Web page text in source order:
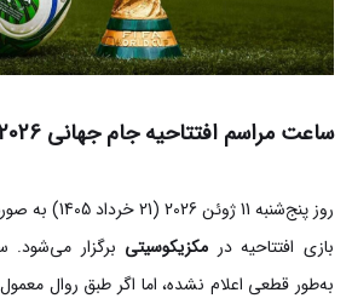
ساعت مراسم افتتاحیه جام جهانی 2026 به وقت ایران :
روز پنج‌شنبه 11 ژوئن 2026 (21 خرداد 1405) به صورت رسمی آغاز می‌شود.
بازی افتتاحیه در مکزیکوسیتی برگزار می‌شود.
به‌طور قطعی اعلام نشده، اما اگر طبق روال